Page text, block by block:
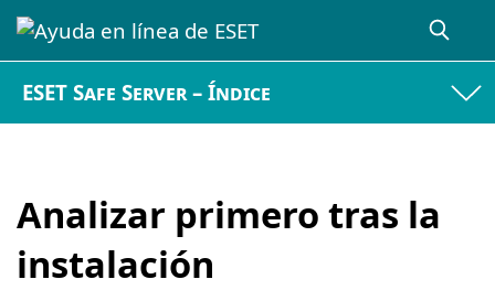
ESET Safe Server – Índice
Analizar primero tras la
instalación